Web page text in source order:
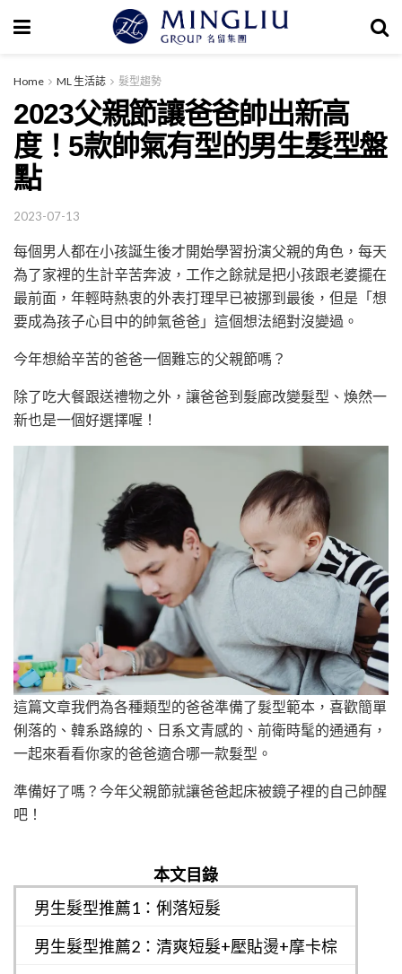
Home ML 生活誌 髮型趨勢
2023父親節讓爸爸帥出新高
度！5款帥氣有型的男生髮型盤
點
2023-07-13
每個男人都在小孩誕生後才開始學習扮演父親的角色，每天
為了家裡的生計辛苦奔波，工作之餘就是把小孩跟老婆擺在
最前面，年輕時熱衷的外表打理早已被挪到最後，但是「想
要成為孩子心目中的帥氣爸爸」這個想法絕對沒變過。
今年想給辛苦的爸爸一個難忘的父親節嗎？
除了吃大餐跟送禮物之外，讓爸爸到髮廊改變髮型、煥然一
新也是一個好選擇喔！
這篇文章我們為各種類型的爸爸準備了髮型範本，喜歡簡單
俐落的、韓系路線的、日系文青感的、前衛時髦的通通有，
一起來看看你家的爸爸適合哪一款髮型。
準備好了嗎？今年父親節就讓爸爸起床被鏡子裡的自己帥醒
吧！
本文目錄
男生髮型推薦1：俐落短髮
男生髮型推薦2：清爽短髮+壓貼燙+摩卡棕